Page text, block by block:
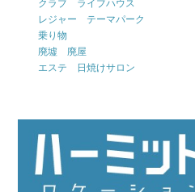
クラブ ライブハウス
レジャー テーマパーク
乗り物
廃墟 廃屋
エステ 日焼けサロン